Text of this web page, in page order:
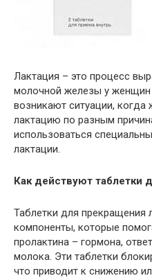
Лактация – это процесс
молочной железы у женщин
возникают ситуации, когда
лактацию по разным
использоваться
лактации.
Как действуют таблетки
Таблетки для прекращения
компоненты, которые
пролактина – гормона,
молока. Эти таблетки
что приводит к снижению